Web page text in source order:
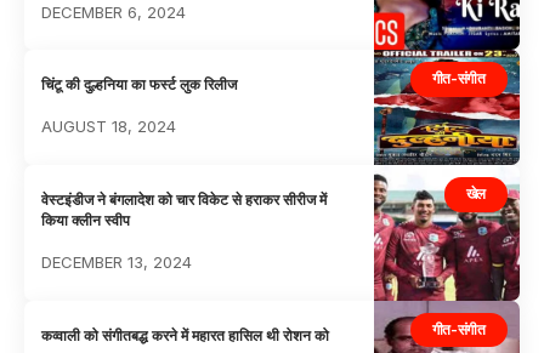
DECEMBER 6, 2024
गीत-संगीत
चिंटू की दुल्हनिया का फर्स्ट लुक रिलीज
AUGUST 18, 2024
खेल
वेस्टइंडीज ने बंगलादेश को चार विकेट से हराकर सीरीज में
किया क्लीन स्वीप
DECEMBER 13, 2024
गीत-संगीत
कव्वाली को संगीतबद्ध करने में महारत हासिल थी रोशन को